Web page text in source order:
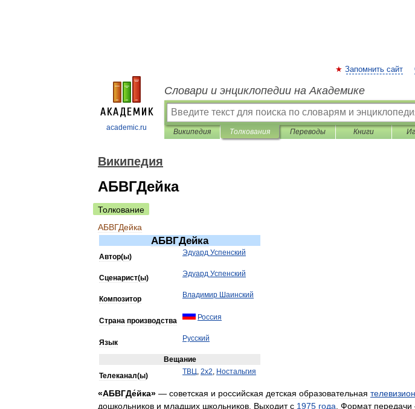
academic.ru
Запомнить сайт
Словари и энциклопедии на Академике
Википедия Толкования Переводы Книги
Википедия
АБВГДейка
Толкование
АБВГДейка
АБВГДейка
Автор(ы) Эдуард Успенский
Сценарист(ы) Эдуард Успенский
Композитор Владимир Шаинский
Страна производства Россия
Язык Русский
Вещание
Телеканал(ы) ТВЦ, 2х2, Ностальгия
«АБВГДе́йка» — советская и российская детская образовательная
дошкольников и младших школьников Выходит с 1975 года Формат передачи